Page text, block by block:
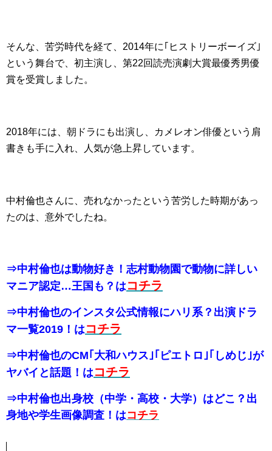
そんな、苦労時代を経て、2014年に｢ヒストリーボーイズ｣
という舞台で、初主演し、第22回読売演劇大賞最優秀男優
賞を受賞しました。
2018年には、朝ドラにも出演し、カメレオン俳優という肩
書きも手に入れ、人気が急上昇しています。
中村倫也さんに、売れなかったという苦労した時期があっ
たのは、意外でしたね。
⇒中村倫也は動物好き！志村動物園で動物に詳しい
マニア認定…王国も？は コチラ
⇒中村倫也のインスタ公式情報にハリ系？出演ドラ
マ一覧2019！は コチラ
⇒中村倫也のCM｢大和ハウス｣｢ピエトロ｣｢しめじ｣が
ヤバイと話題！は コチラ
⇒中村倫也出身校（中学・高校・大学）はどこ？出
身地や学生画像調査！はコチラ